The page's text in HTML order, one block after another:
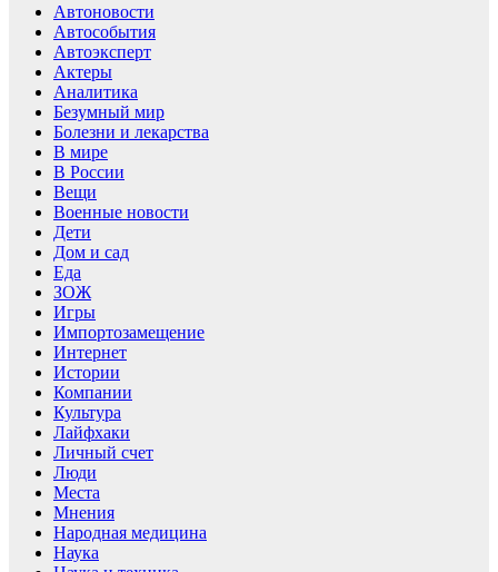
Автоновости
Автособытия
Автоэксперт
Актеры
Аналитика
Безумный мир
Болезни и лекарства
В мире
В России
Вещи
Военные новости
Дети
Дом и сад
Еда
ЗОЖ
Игры
Импортозамещение
Интернет
Истории
Компании
Культура
Лайфхаки
Личный счет
Люди
Места
Мнения
Народная медицина
Наука